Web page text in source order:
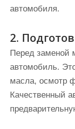
автомобиля.
2.
Перед заменой
автомобиль.
масла, осмотр
Качественный